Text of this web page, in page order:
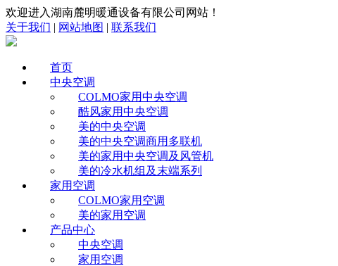
欢迎进入湖南麓明暖通设备有限公司网站！
关于我们 | 网站地图 | 联系我们
首页
中央空调
COLMO家用中央空调
酷风家用中央空调
美的中央空调
美的中央空调商用多联机
美的家用中央空调及风管机
美的冷水机组及末端系列
家用空调
COLMO家用空调
美的家用空调
产品中心
中央空调
家用空调